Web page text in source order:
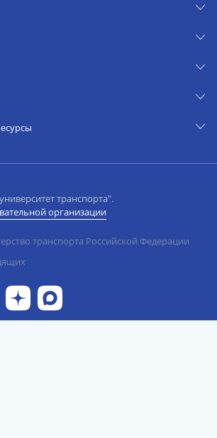
транспорта".
организации
транспорта Российской Федерации